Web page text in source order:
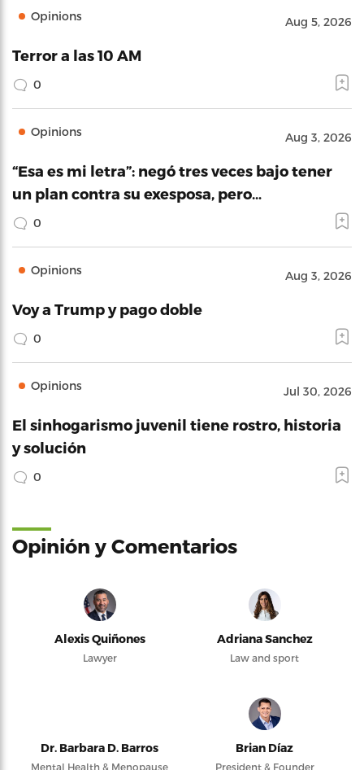
Opinions Aug 5, 2026
Terror a las 10 AM
0
Opinions Aug 3, 2026
“Esa es mi letra”: negó tres veces bajo tener
un plan contra su exesposa, pero…
0
Opinions Aug 3, 2026
Voy a Trump y pago doble
0
Opinions Jul 30, 2026
El sinhogarismo juvenil tiene rostro, historia
y solución
0
Opinión y Comentarios
Alexis Quiñones
Lawyer
Adriana Sanchez
Law and sport
Dr. Barbara D. Barros
Mental Health & Menopause
Brian Díaz
President & Founder